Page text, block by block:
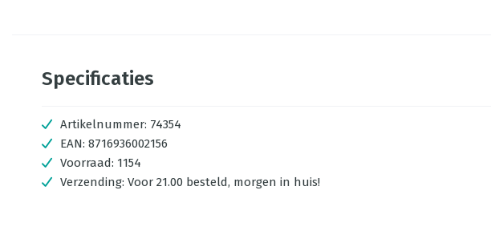
Specificaties
Artikelnummer: 74354
EAN: 8716936002156
Voorraad: 1154
Verzending: Voor 21.00 besteld, morgen in huis!